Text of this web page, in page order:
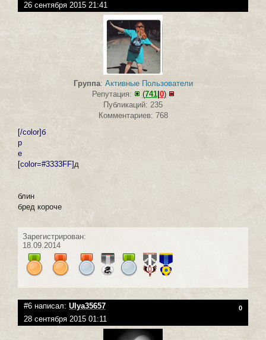
26 сентября 2015 21:41
Группа: Активные Пользователи
Репутация:
(741| 0)
Публикаций: 235
Комментариев: 768
[/color]б
р
е
[color=#3333FF] д
блин
бред короче
Зарегистрирован:
18.09.2014
#6 написал: Ulya35657 0
28 сентября 2015 01:11